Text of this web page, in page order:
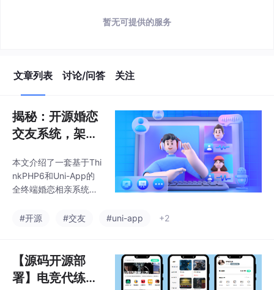
暂无可提供的服务
文章列表 讨论/问答 关注
揭秘：开源婚恋
交友系统，架构
实现
本文介绍了一套基于Thi
nkPHP6和Uni-App的
全终端婚恋相亲系统，
程序、H5和PC五端同
系、媒婆推广、门店加
盟、实时音视频等功能
模块，通过JWT实现跨
#开源 #交友 #uni-app +2
【源码开源部
署】电竞代练护